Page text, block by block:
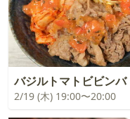
バジルトマトビビンバ
2/19 (木) 19:00〜20:00